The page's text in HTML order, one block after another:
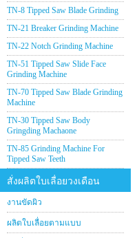
TN-8 Tipped Saw Blade Grinding
TN-21 Breaker Grinding Machine
TN-22 Notch Grinding Machine
TN-51 Tipped Saw Slide Face
Grinding Machine
TN-70 Tipped Saw Blade Grinding
Machine
TN-30 Tipped Saw Body
Gringding Machaone
TN-85 Grinding Machine For
Tipped Saw Teeth
สั่งผลิตใบเลื่อยวงเดือน
งานขัดผิว
ผลิตใบเลื่อยตามแบบ